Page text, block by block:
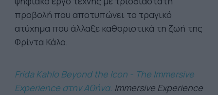
προβολή που αποτυπώνει το τραγικό
ατύχημα που άλλαξε καθοριστικά τη ζωή της
Φρίντα Κάλο.
Frida Kahlo Beyond the Icon - The Immersive
Experience στην Αθήνα. Immersive Experience